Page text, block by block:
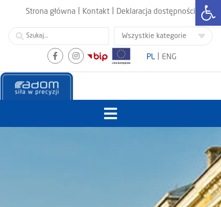
Strona główna Kontakt Deklaracja dostępności
PL ENG